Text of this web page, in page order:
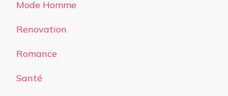
Mode Homme
Renovation
Romance
Santé